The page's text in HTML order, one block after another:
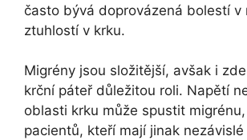
často bývá doprovázená bolestí v
ztuhlostí v krku.
Migrény jsou složitější, avšak i
krční páteř důležitou roli. Napětí
oblasti krku může spustit
pacientů, kteří mají jinak